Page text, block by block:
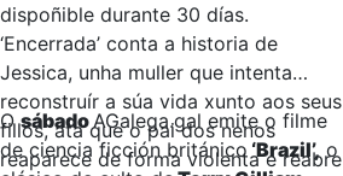
dispoñible durante 30 días.
‘Encerrada’ conta a historia de
Jessica, unha muller que intenta
reconstruír a súa vida xunto aos seus
fillos, ata que o pai dos nenos
reaparece de forma violenta e reabre
Osábado AGalega.gal emite o filme
de ciencia ficción británico ‘Brazil’, o